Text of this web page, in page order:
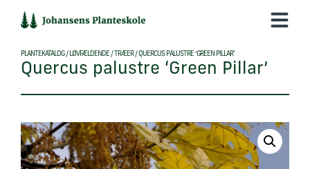
indholdet
PLANTEKATALOG/ LØVFÆLDENDE / TRÆER/QUERCUS PALUSTRE ‘GREEN PILLAR’
Quercus palustre ‘Green Pillar’